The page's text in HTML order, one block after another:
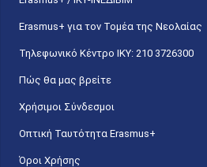
Erasmus+ για τον Τομέα της Νεολαίας
Τηλεφωνικό Κέντρο IKY: 210 3726300
Πώς θα μας βρείτε
Χρήσιμοι Σύνδεσμοι
Οπτική Ταυτότητα Erasmus+
Όροι Χρήσης